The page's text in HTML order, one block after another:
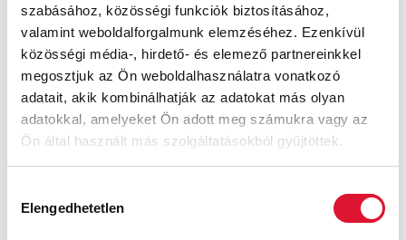
szabásához, közösségi funkciók biztosításához,
valamint weboldalforgalmunk elemzéséhez. Ezenkívül
közösségi média-, hirdető- és elemező partnereinkkel
megosztjuk az Ön weboldalhasználatra vonatkozó
adatait, akik kombinálhatják az adatokat más olyan
adatokkal, amelyeket Ön adott meg számukra vagy az
Ön által használt más szolgáltatásokból gyűjtöttek.
kiválasztása
Elengedhetetlen
változásalehet felelős: túlsúly vagy terhesség. Illetve a
tartós állómunka is vezethet a lúdtalp
kialakulásához.Szerencsére a felnőttkori lúdtalp a
megfelelő lúdtalpbetéttel kiválóan korrigálható.
A lúdtalp kezelése
elősegíteni a babák lábra
állását. Legalább ilyen fontos az izomzat megerősítése